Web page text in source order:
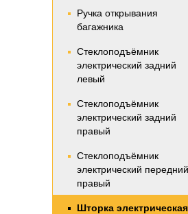
Ручка открывания
багажника
Стеклоподъёмник
электрический задний
левый
Стеклоподъёмник
электрический задний
правый
Стеклоподъёмник
электрический передний
правый
Шторка электрическая